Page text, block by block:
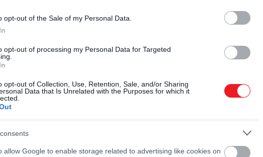
opt-out of the Sale of my Personal Data.
opt-out of processing my Personal Data for Targeted
opt-out of Collection, Use, Retention, Sale, and/or Sharing
Data that Is Unrelated with the Purposes for which it
allow Google to enable storage related to advertising like cookies on
epizódszerepet kapott a
, Matthew elárulta, hogy ő és
szívszorító. Azt hiszem, ez mindannyiunknak
amennyire csak tudjuk